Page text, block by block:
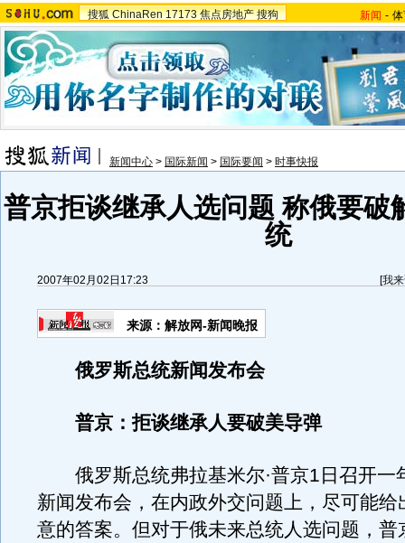
搜狐 ChinaRen 17173 焦点房地产 搜狗 新闻 -
新闻中心 > 国际新闻 > 国际要闻 > 时事快报
普京拒谈继承人选问题 称俄要破
统
2007年02月02日17:23 [我
来源：解放网-新闻晚报
俄罗斯总统新闻发布会
普京：拒谈继承人要破美导弹
俄罗斯总统弗拉基米尔·普京1日召开一
新闻发布会，在内政外交问题上，尽可能给
意的答案。但对于俄未来总统人选问题，普